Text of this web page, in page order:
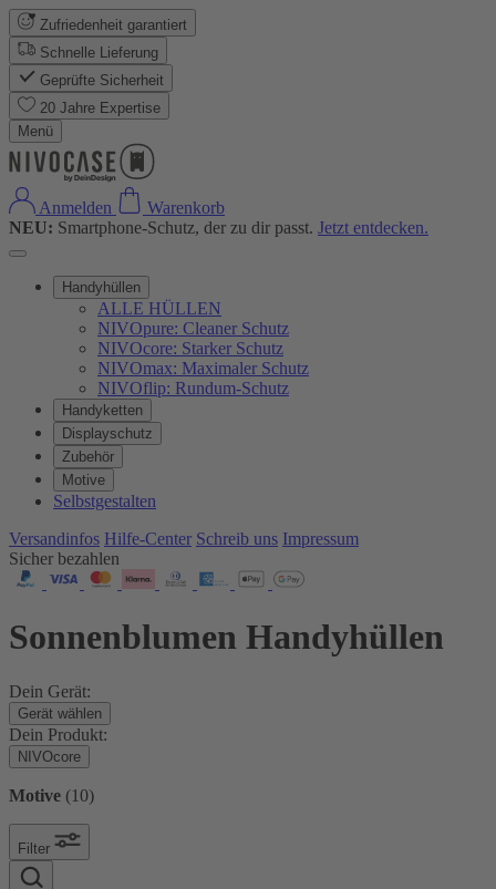
Zufriedenheit garantiert
Schnelle Lieferung
Geprüfte Sicherheit
20 Jahre Expertise
Menü
Anmelden
Warenkorb
NEU: Smartphone-Schutz, der zu dir passt. Jetzt entdecken.
Handyhüllen
ALLE HÜLLEN
NIVOpure: Cleaner Schutz
NIVOcore: Starker Schutz
NIVOmax: Maximaler Schutz
NIVOflip: Rundum-Schutz
Handyketten
Displayschutz
Zubehör
Motive
Selbstgestalten
Versandinfos Hilfe-Center Schreib uns Impressum
Sicher bezahlen
Sonnenblumen Handyhüllen
Dein Gerät:
Gerät wählen
Dein Produkt:
NIVOcore
Motive (10)
Filter